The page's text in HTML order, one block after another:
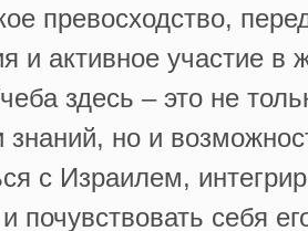
превосходство,
и активное участие в
здесь – это не
но и
с Израилем,
почувствовать себя